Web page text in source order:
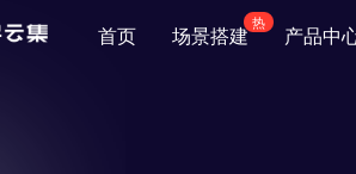
首页 场景搭建 热 产品中